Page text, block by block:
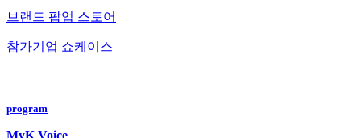
브랜드 팝업 스토어
참가기업 쇼케이스
program
MyK Voice